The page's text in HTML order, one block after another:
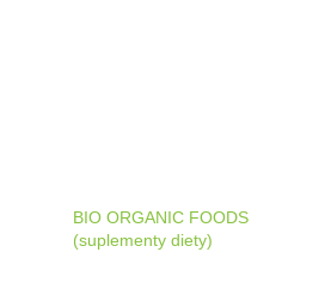
BIO ORGANIC FOODS
(suplementy diety)